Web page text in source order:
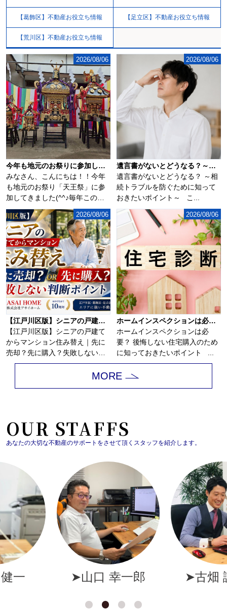
【葛飾区】不動産お役立ち情報 【足立区】不動産お役立ち情報
【荒川区】不動産お役立ち情報
今年も地元のお祭りに参加してきました(^^♪
みなさん、こんにちは！！今年
も地元のお祭り「天王祭」に参
加してきました(^^♪毎年この時
期になるとソ...
2026/08/06
遺言書がないとどうなる？～相続トラブルを防ぐために知っておきたいポイント～
遺言書がないとどうなる？ ～相
続トラブルを防ぐために知って
おきたいポイント～ こ...
2026/08/06
【江戸川区版】シニアの戸建てからマンション住み替え｜先に売却？先に購入？失敗しない判断ポイント！！
【江戸川区版】シニアの戸建て
からマンション住み替え｜先に
売却？先に購入？失敗しない判
断ポイント！戸建...
2026/08/06
ホームインスペクションは必要？
ホームインスペクションは必
要？ 後悔しない住宅購入のため
2026/08/06
MORE
OUR STAFFS
あなたの大切な不動産のサポートをさせて頂くスタッフを紹介します。
郎 ➤古畑 誠一郎 ➤岩井